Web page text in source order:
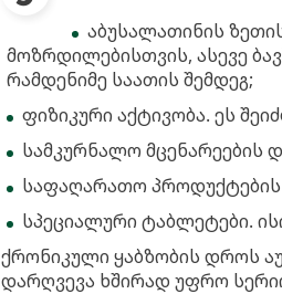
აბუსალათინის
მოზრდილებისთვის, ასევე
რამდენიმე საათის შემდეგ;
ფიზიკური აქტივობა. ეს
სამკურნალო მცენარეების
საფაღარათო პროდუქტების
სპეციალური ტაბლეტები.
ქრონიკული ყაბზობის დროს
დარღვევა ხშირად უფრო